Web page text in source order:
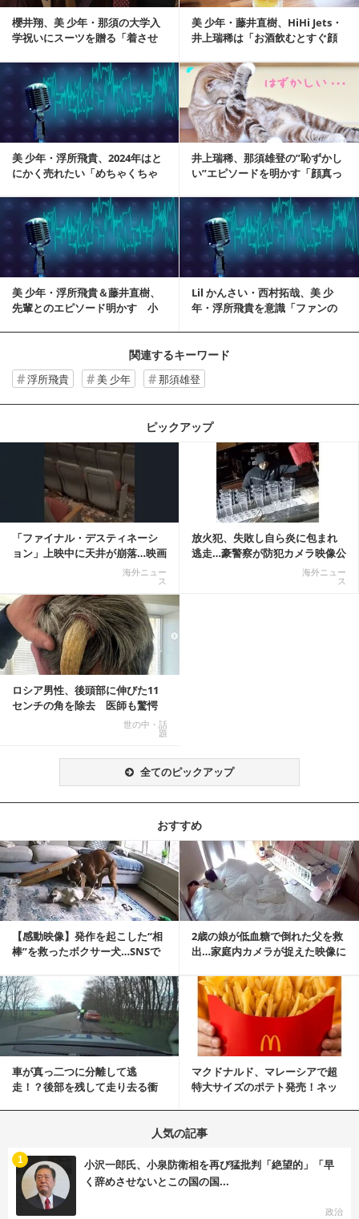
櫻井翔、美 少年・那須の大学入
学祝いにスーツを贈る「着させ
美 少年・藤井直樹、HiHi Jets・
井上瑞稀は「お酒飲むとすぐ顔
美 少年・浮所飛貴、2024年はと
にかく売れたい「めちゃくちゃ
井上瑞稀、那須雄登の”恥ずかし
い”エピソードを明かす「顔真っ
記事を読む
美 少年・浮所飛貴＆藤井直樹、
先輩とのエピソード明かす 小
Lil かんさい・西村拓哉、美 少
年・浮所飛貴を意識「ファンの
記事を読む
関連するキーワード
浮所飛貴 美 少年 那須雄登
ピックアップ
「ファイナル・デスティネーシ
ョン」上映中に天井が崩落…映画
海外ニュー
ス
放火犯、失敗し自ら炎に包まれ
逃走…豪警察が防犯カメラ映像公
海外ニュー
ス
記事を読む
ロシア男性、後頭部に伸びた11
センチの角を除去 医師も驚愕
世の中・話
題
全てのピックアップ
おすすめ
【感動映像】発作を起こした“相
棒”を救ったボクサー犬…SNSで
2歳の娘が低血糖で倒れた父を救
出…家庭内カメラが捉えた映像に
記事を読む
車が真っ二つに分離して逃
走！？後部を残して走り去る衝
マクドナルド、マレーシアで超
特大サイズのポテト発売！ネッ
記事を読む
人気の記事
小沢一郎氏、小泉防衛相を再び猛批判「絶望的」「早
く辞めさせないとこの国の国...
政治
1